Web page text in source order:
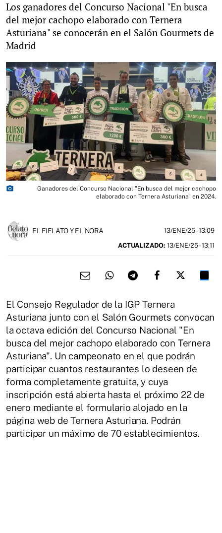
Los ganadores del Concurso Nacional "En busca
del mejor cachopo elaborado con Ternera
Asturiana" se conocerán en el Salón Gourmets de
Madrid
photo_camera
Ganadores del Concurso Nacional "En busca del mejor cachopo
elaborado con Ternera Asturiana" en 2024.
EL FIELATO Y EL NORA 13/ENE/25- 13:09
ACTUALIZADO: 13/ENE/25 - 13:11
El Consejo Regulador de la IGP Ternera
Asturiana junto con el Salón Gourmets convocan
la octava edición del Concurso Nacional "En
busca del mejor cachopo elaborado con Ternera
Asturiana". Un campeonato en el que podrán
participar cuantos restaurantes lo deseen de
forma completamente gratuita, y cuya
inscripción está abierta hasta el próximo 22 de
enero mediante el formulario alojado en la
página web de Ternera Asturiana. Podrán
participar un máximo de 70 establecimientos.